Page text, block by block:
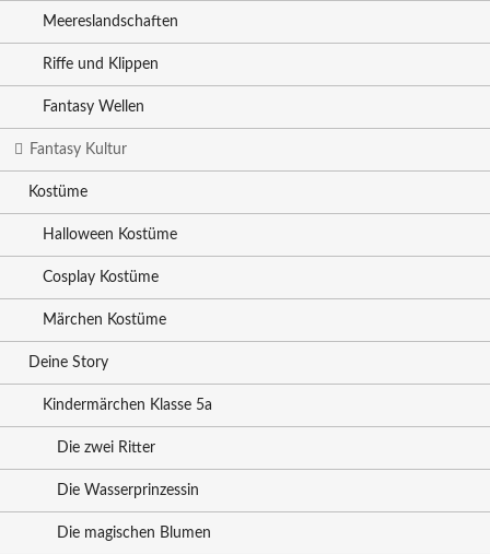
Meereslandschaften
Riffe und Klippen
Fantasy Wellen
Fantasy Kultur
Kostüme
Halloween Kostüme
Cosplay Kostüme
Märchen Kostüme
Deine Story
Kindermärchen Klasse 5a
Die zwei Ritter
Die Wasserprinzessin
Die magischen Blumen